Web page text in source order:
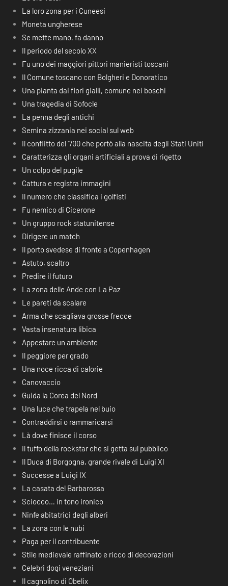
La loro zona per i Cuneesi
Moneta ungherese
Se mette mano, fa danno
Il periodo del secolo XX
Fu uno dei maggiori pittori manieristi toscani
Il Comune toscano con Bolgheri e Donoratico
Una pianta dai fiori gialli, comune nei boschi
Una tragedia di Sofocle
La penna degli antichi
Semina zizzania nei social sul web
Il conflitto del ‘700 che portò alla nascita degli Stati Uniti
Caratterizza gli organi artificiali a prova di rigetto
Un colpo del pugile
Cattura e registra immagini
Il numero che classifica i golfisti
Fu nemico di Cicerone
Un gruppo rock statunitense
Dirigere un match
Il porto svedese di fronte a Copenhagen
Astuto, scaltro
Predire il futuro
La zona delle Ande con La Paz
Le pareti da scalare
Arma che scagliava grosse frecce
Vasta insenatura libica
Appestare un ambiente
Il peggiore per grado
Una noce ricca di calorie
Canovaccio
Guida la Corea del Nord
Una luce che trapela nel buio
Contraddirsi o rammaricarsi
Là dove finisce il corso
Il tuffo della rockstar che si getta sul pubblico
Il Duca di Borgogna, grande rivale di Luigi XI
Successe a Luigi IX
La casata del Barbarossa
Sciocco… in tono ironico
Ninfe abitatrici degli alberi
La zona con le nubi
Paga per il contribuente
Stile medievale raffinato e ricco di decorazioni
Celebri dogi veneziani
Il cagnolino di Obelix